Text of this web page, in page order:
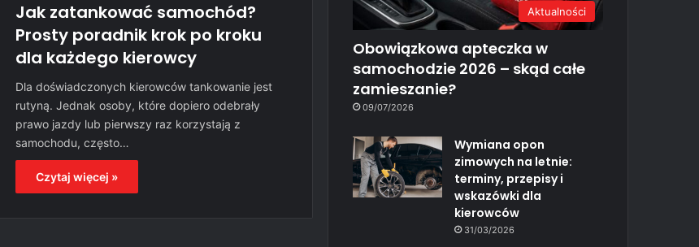
Jak zatankować samochód?
Prosty poradnik krok po kroku
dla każdego kierowcy
Dla doświadczonych kierowców tankowanie jest
rutyną. Jednak osoby, które dopiero odebrały
prawo jazdy lub pierwszy raz korzystają z
samochodu, często…
Czytaj więcej »
Aktualności
Obowiązkowa apteczka w
samochodzie 2026 – skąd całe
zamieszanie?
09/07/2026
Wymiana opon
zimowych na letnie:
terminy, przepisy i
wskazówki dla
kierowców
31/03/2026